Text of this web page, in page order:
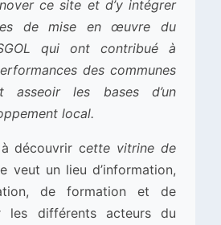
ce site et d’y intégrer
de mise en œuvre du
qui ont contribué à
des communes
asseoir les bases d’un
local.
découvrir cette vitrine de
veut un lieu d’information,
de formation et de
les différents acteurs du